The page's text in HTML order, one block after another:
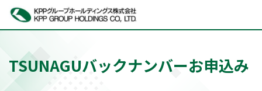
Home お問い合わせ
TSUNAGUバックナンバーお申込み
TSUNAGUバックナンバーお申込み
TSUNAGUバックナンバーお申込み